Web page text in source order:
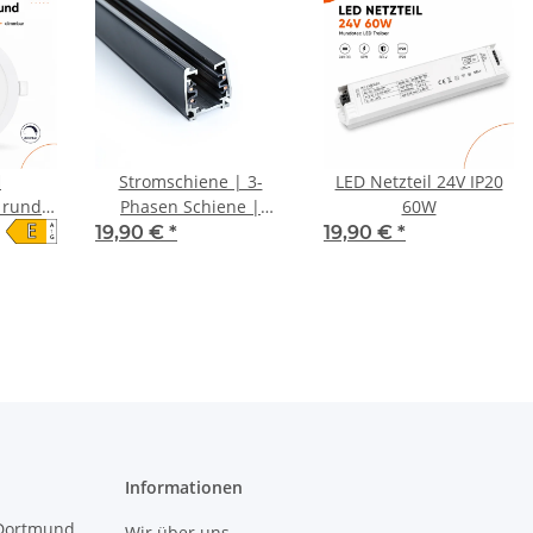
|
A
↑
G
E
Stromschiene | 3-
Phasen Schiene |
schwarz | 1m
19,90 € *
LED Netzteil 24V IP20
60W
19,90 € *
Informationen